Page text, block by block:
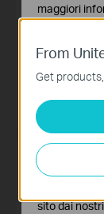
From
Get
maggiori
Questi
nel tuo
Analytics e
I cookies
attività sul
funzionalità.
sito dai